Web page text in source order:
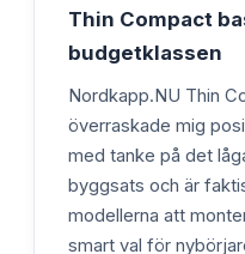
Thin Compact
budgetklassen
Nordkapp.NU Thin
överraskade mig
med tanke på det
byggsats och är
modellerna att
smart val för